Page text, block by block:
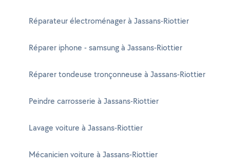
Réparateur électroménager à Jassans-Riottier
Réparer iphone - samsung à Jassans-Riottier
Réparer tondeuse tronçonneuse à Jassans-Riottier
Peindre carrosserie à Jassans-Riottier
Lavage voiture à Jassans-Riottier
Mécanicien voiture à Jassans-Riottier